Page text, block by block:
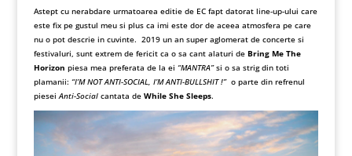
Astept cu nerabdare urmatoarea editie de EC fapt datorat line-up-ului care
este fix pe gustul meu si plus ca imi este dor de aceea atmosfera pe care
nu o pot descrie in cuvinte. 2019 un an super aglomerat de concerte si
festivaluri, sunt extrem de fericit ca o sa cant alaturi de Bring Me The
Horizon piesa mea preferata de la ei “MANTRA”si o sa strig din toti
plamanii: “I’M NOT ANTI-SOCIAL, I’M ANTI-BULLSHIT !” o parte din refrenul
piesei Anti-Socialcantata de While She Sleeps.